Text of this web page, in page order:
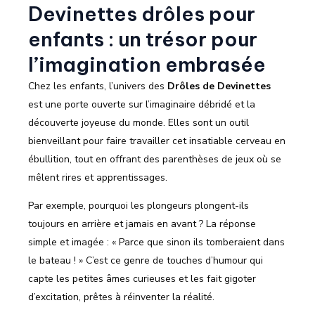
Devinettes drôles pour
enfants : un trésor pour
l’imagination embrasée
Chez les enfants, l’univers des Drôles de Devinettes
est une porte ouverte sur l’imaginaire débridé et la
découverte joyeuse du monde. Elles sont un outil
bienveillant pour faire travailler cet insatiable cerveau en
ébullition, tout en offrant des parenthèses de jeux où se
mêlent rires et apprentissages.
Par exemple, pourquoi les plongeurs plongent-ils
toujours en arrière et jamais en avant ? La réponse
simple et imagée : « Parce que sinon ils tomberaient dans
le bateau ! » C’est ce genre de touches d’humour qui
capte les petites âmes curieuses et les fait gigoter
d’excitation, prêtes à réinventer la réalité.